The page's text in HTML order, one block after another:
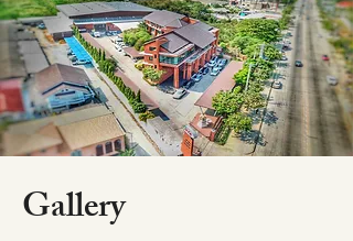
Gallery